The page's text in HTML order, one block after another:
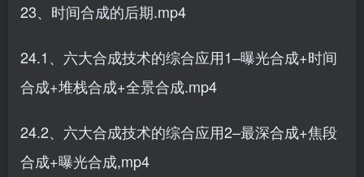
23、时间合成的后期.mp4
24.1、六大合成技术的综合应用1–曝光合成+时间
合成+堆栈合成+全景合成.mp4
24.2、六大合成技术的综合应用2–最深合成+焦段
合成+曝光合成,mp4